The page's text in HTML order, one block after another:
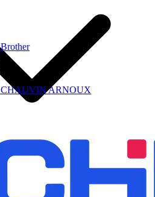
Brother
CHAUVIN ARNOUX